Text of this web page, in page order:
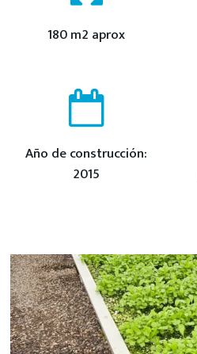
180 m2 aprox
Año de construcción:
2015